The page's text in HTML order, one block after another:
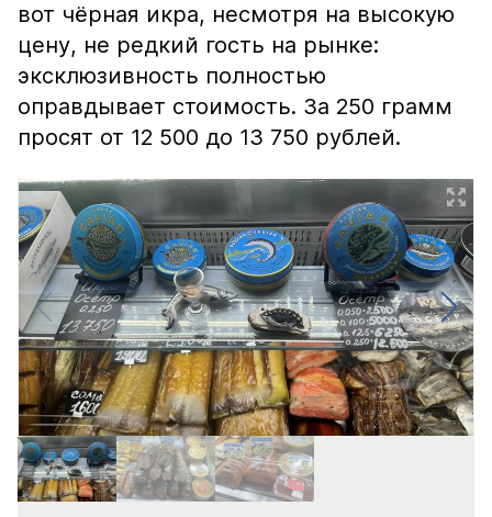
вот чёрная икра, несмотря на высокую
цену, не редкий гость на рынке:
эксклюзивность полностью
оправдывает стоимость. За 250 грамм
просят от 12 500 до 13 750 рублей.